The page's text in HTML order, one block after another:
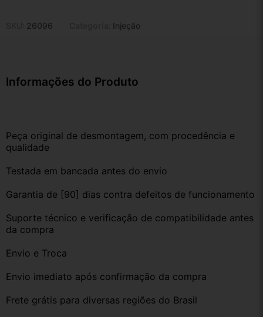
26096 Injeção
Informações do Produto
Peça original de desmontagem, com procedência e
qualidade
Testada em bancada antes do envio
Garantia de [90] dias contra defeitos de funcionamento
Suporte técnico e verificação de compatibilidade antes
da compra
Envio e Troca
Envio imediato após confirmação da compra
Frete grátis para diversas regiões do Brasil